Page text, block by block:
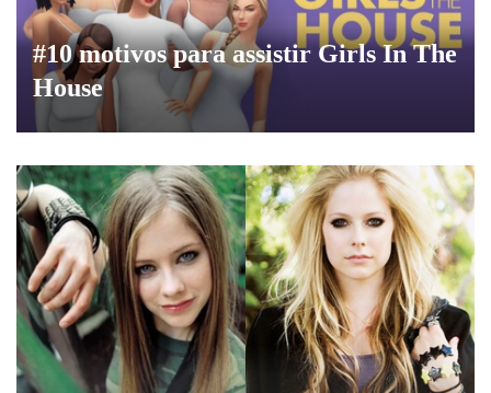
#10 motivos para assistir Girls In The
House